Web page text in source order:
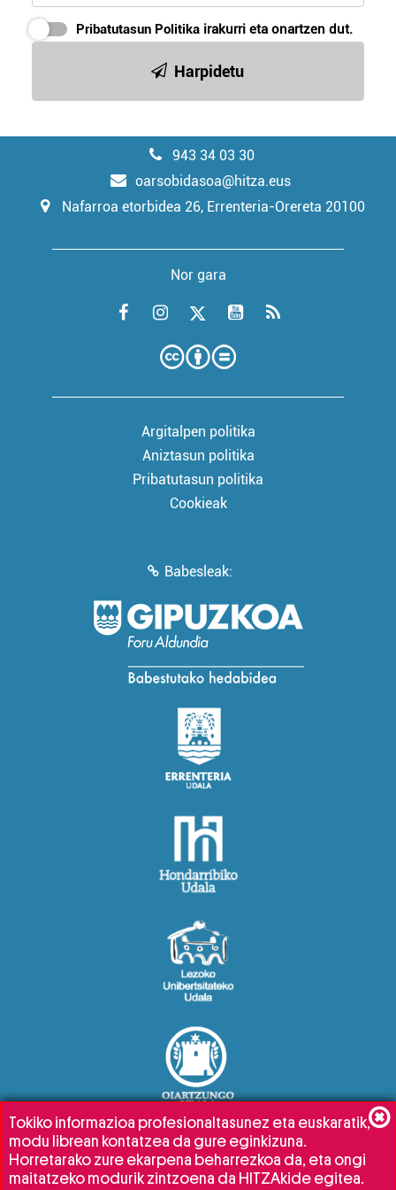
Pribatutasun Politika irakurri eta onartzen dut.
Harpidetu
943 34 03 30
oarsobidasoa@hitza.eus
Nafarroa etorbidea 26, Errenteria-Orereta 20100
Nor gara
Argitalpen politika
Aniztasun politika
Pribatutasun politika
Cookieak
Babesleak:
Tokiko informazioa profesionaltasunez eta euskaratik,
modu librean kontatzea da gure eginkizuna.
Horretarako zure ekarpena beharrezkoa da, eta ongi
maitatzeko modurik zintzoena da HITZAkide egitea.